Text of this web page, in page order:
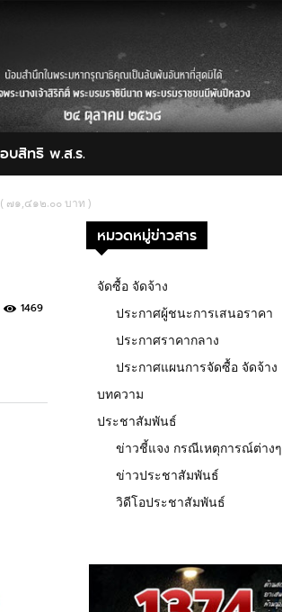
บสิทธิ พ.ส.ร.
( ๗๑,๔๑๒.๐๐ บาท )
1469
หมวดหมู่ข่าวสาร
จัดซื้อ จัดจ้าง
ประกาศผู้ชนะการเสนอราคา
ประกาศราคากลาง
ประกาศแผนการจัดซื้อ จัดจ้าง
บทความ
ประชาสัมพันธ์
ข่าวชี้แจง กรณีเหตุการณ์ต่างๆ
ข่าวประชาสัมพันธ์
วิดีโอประชาสัมพันธ์